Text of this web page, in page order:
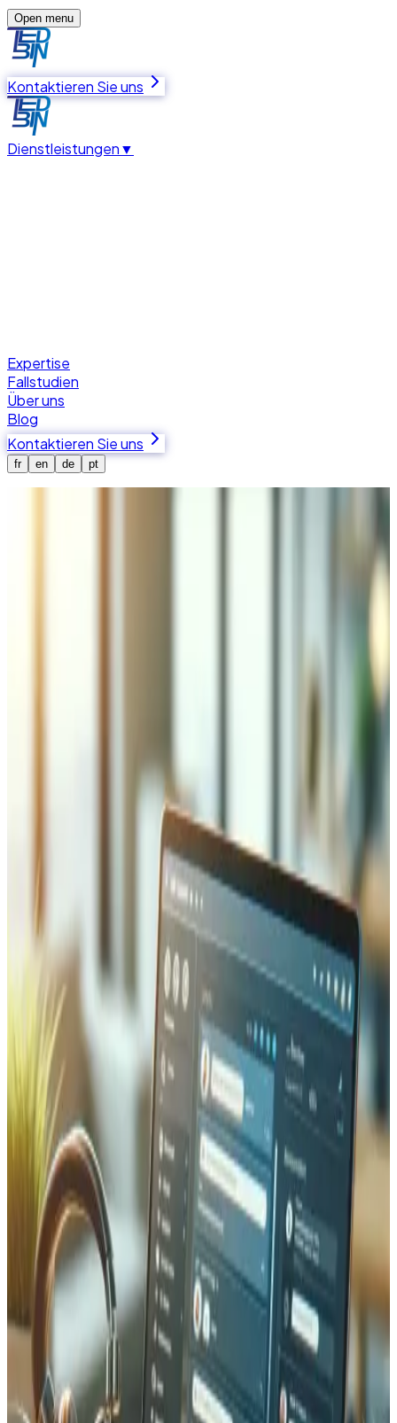
Open menu
Kontaktieren Sie uns
Dienstleistungen▼
Expertise
Fallstudien
Über uns
Blog
Kontaktieren Sie uns
fr en de pt
Herausforderungen für Schweizer Unternehmen zu lösen.
Veterinary Clinic ERP
Multi-Tenant-SaaS-Plattform zur Verwaltung von
Patientenakten, Planung, Abrechnung und
Lagerbeständen für mehrere Veterinärkliniken.
Multi-Tenant
automatisch erfasste Lead-Quellen
30%markenübergreifende Kunden entdeckt
weniger doppelte Kontakte
Markenübergreifend
vereinte Kaufhistorie
Multi-Brand CRM
Zentralisiertes CRM, das Kundendaten mehrerer E-
Commerce-Marken mit automatisierter Lead-Erfassung
aus über 10 Quellen vereint.
LaravelPHPAPI Middleware
AGD Trading
Laravel-Trading-Anwendung mit Währungsverwaltung,
ESTV-konformen Berichten und automatisierter KI-
Dokumentenverarbeitung.
LaravelPHP MySQL
AI
verbundene Plattformen
Echtzeit
Dashboards
Stunden
manuelles Reporting pro Woche eliminiert
Quelle der Wahrheit
Data Integration Hub